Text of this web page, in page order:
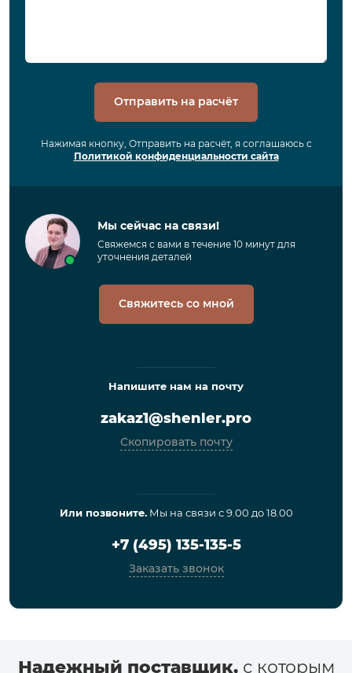
Отправить на расчёт
Нажимая кнопку, Отправить на расчёт, я соглашаюсь с
Политикой конфиденциальности сайта
Мы сейчас на связи!
Свяжемся с вами в течение 10 минут для
уточнения деталей
Свяжитесь со мной
Напишите нам на почту
zakaz1@shenler.pro
Скопировать почту
Или позвоните.Мы на связи с 9.00 до 18.00
+7 (495) 135-135-5
Заказать звонок
Надежный поставщик,с которым